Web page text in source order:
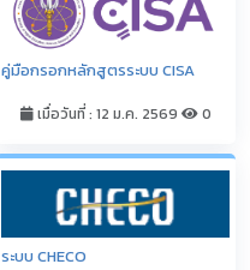
คู่มือกรอกหลักสูตรระบบ CISA
เมื่อวันที่ : 12 ม.ค. 2569 0
ระบบ CHECO